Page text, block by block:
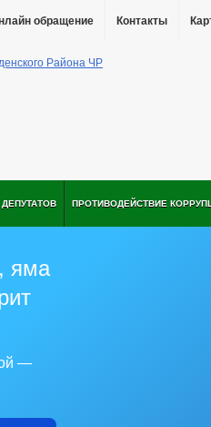
обращение Контакты
ПРОТИВОДЕЙСТВИЕ
яма
—